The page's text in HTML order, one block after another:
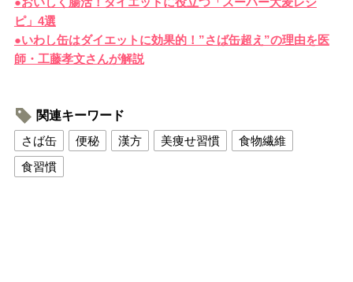
ピ」4選
●いわし缶はダイエットに効果的！”さば缶超え”の理由を医
師・工藤孝文さんが解説
関連キーワード
さば缶
便秘 漢方 美痩せ習慣
食物繊維
食習慣